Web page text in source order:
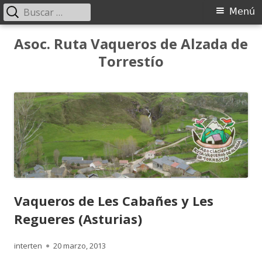
Asoc. Ruta Vaqueros de Alzada de
Torrestío
Menú
principal
Menú
Buscar:
Vaqueros de Les Cabañes y Les
Regueres (Asturias)
Autor
interten
Publicado
20 marzo, 2013